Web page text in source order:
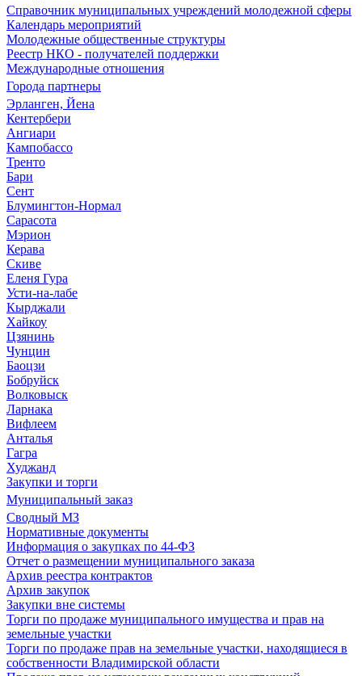
Справочник муниципальных учреждений молодежной сферы
Календарь мероприятий
Молодежные общественные структуры
Реестр НКО - получателей поддержки
Международные отношения
Города партнеры
Эрланген, Йена
Кентербери
Ангиари
Кампобассо
Тренто
Бари
Сент
Блумингтон-Нормал
Сарасота
Мэрион
Керава
Скиве
Еленя Гура
Усти-на-лабе
Кырджали
Хайкоу
Цзянинь
Чунцин
Баоцзи
Бобруйск
Волковыск
Ларнака
Вифлеем
Анталья
Гагра
Худжанд
Закупки и торги
Муниципальный заказ
Сводный МЗ
Нормативные документы
Информация о закупках по 44-ФЗ
Отчет о размещении муниципального заказа
Архив реестра контрактов
Архив закупок
Закупки вне системы
Торги по продаже муниципального имущества и прав на
земельные участки
Торги по продаже прав на земельные участки, находящиеся в
собственности Владимирской области